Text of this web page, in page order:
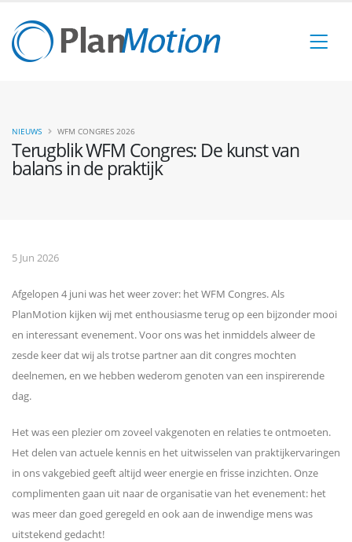
Terugblik WFM Congres: De kunst van
balans in de praktijk
NIEUWS WFM CONGRES 2026
5 Jun 2026
Afgelopen 4 juni was het weer zover: het WFM Congres. Als
PlanMotion kijken wij met enthousiasme terug op een bijzonder mooi
en interessant evenement. Voor ons was het inmiddels alweer de
zesde keer dat wij als trotse partner aan dit congres mochten
deelnemen, en we hebben wederom genoten van een inspirerende
dag.
Het was een plezier om zoveel vakgenoten en relaties te ontmoeten.
Het delen van actuele kennis en het uitwisselen van praktijkervaringen
in ons vakgebied geeft altijd weer energie en frisse inzichten. Onze
complimenten gaan uit naar de organisatie van het evenement: het
was meer dan goed geregeld en ook aan de inwendige mens was
uitstekend gedacht!